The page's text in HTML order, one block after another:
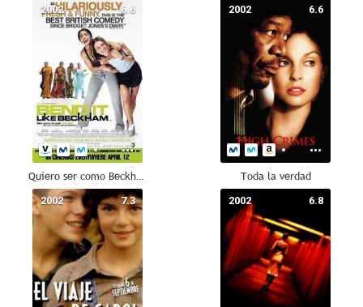
6.6
2002
Quiero ser como Beckham
6.6
2002
Toda la verdad
7.3
2002 6.8
2002